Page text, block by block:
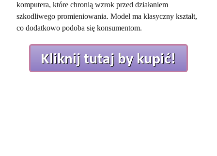
komputera, które chronią wzrok przed działaniem
szkodliwego promieniowania. Model ma klasyczny kształt,
co dodatkowo podoba się konsumentom.